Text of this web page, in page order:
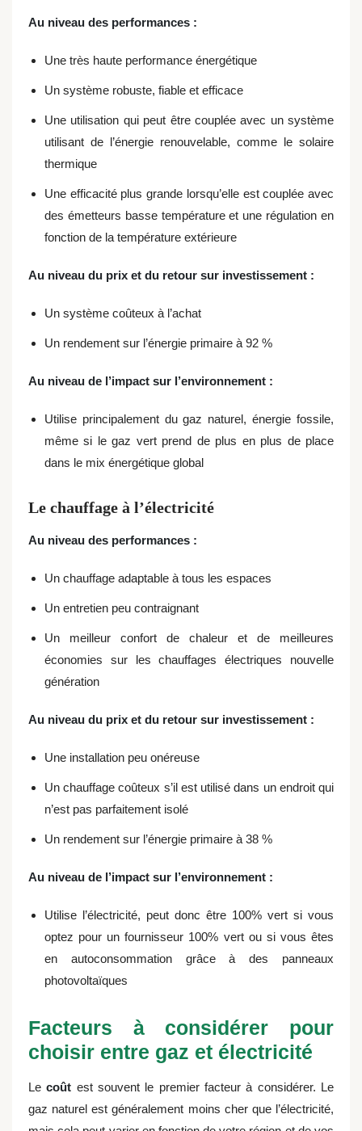
Au niveau des performances :
Une très haute performance énergétique
Un système robuste, fiable et efficace
Une utilisation qui peut être couplée avec un système
utilisant de l’énergie renouvelable, comme le solaire
thermique
Une efficacité plus grande lorsqu’elle est couplée avec
des émetteurs basse température et une régulation en
fonction de la température extérieure
Au niveau du prix et du retour sur investissement :
Un système coûteux à l’achat
Un rendement sur l’énergie primaire à 92 %
Au niveau de l’impact sur l’environnement :
Utilise principalement du gaz naturel, énergie fossile,
même si le gaz vert prend de plus en plus de place
dans le mix énergétique global
Le chauffage à l’électricité
Au niveau des performances :
Un chauffage adaptable à tous les espaces
Un entretien peu contraignant
Un meilleur confort de chaleur et de meilleures
économies sur les chauffages électriques nouvelle
génération
Au niveau du prix et du retour sur investissement :
Une installation peu onéreuse
Un chauffage coûteux s’il est utilisé dans un endroit qui
n’est pas parfaitement isolé
Un rendement sur l’énergie primaire à 38 %
Au niveau de l’impact sur l’environnement :
Utilise l’électricité, peut donc être 100% vert si vous
optez pour un fournisseur 100% vert ou si vous êtes
en autoconsommation grâce à des panneaux
photovoltaïques
Facteurs à considérer pour
choisir entre gaz et électricité
Lecoût est souvent le premier facteur à considérer. Le
gaz naturel est généralement moins cher que l’électricité,